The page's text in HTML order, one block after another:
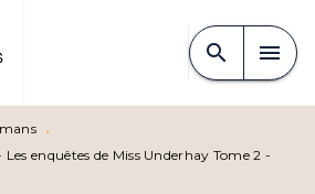
CONTENU
search menu
•
enquêtes de Miss Underhay Tome 2 -